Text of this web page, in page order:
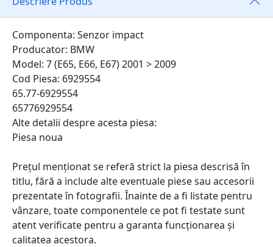
Componenta: Senzor impact
Producator: BMW
Model: 7 (E65, E66, E67) 2001 > 2009
Cod Piesa: 6929554
65.77-6929554
65776929554
Alte detalii despre acesta piesa:
Piesa noua
Prețul menționat se referă strict la piesa descrisă în
titlu, fără a include alte eventuale piese sau accesorii
prezentate în fotografii. Înainte de a fi listate pentru
vânzare, toate componentele ce pot fi testate sunt
atent verificate pentru a garanta funcționarea și
calitatea acestora.